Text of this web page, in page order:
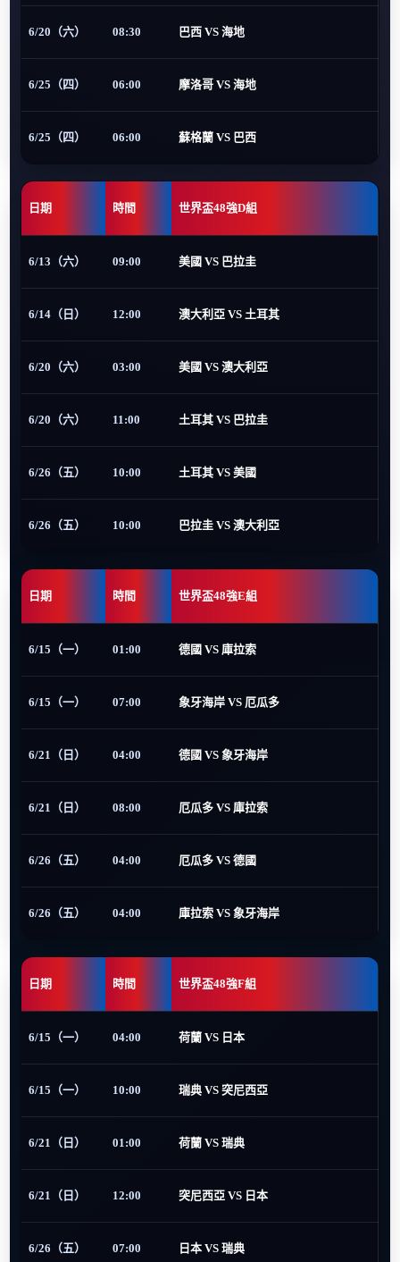
6/20（六） 08:30 巴西 VS 海地
6/25（四） 06:00 摩洛哥 VS 海地
6/25（四） 06:00 蘇格蘭 VS 巴西
日期 時間 世界盃48強D組
6/13（六） 09:00 美國 VS 巴拉圭
6/14（日） 12:00 澳大利亞 VS 土耳其
6/20（六） 03:00 美國 VS 澳大利亞
6/20（六） 11:00 土耳其 VS 巴拉圭
6/26（五） 10:00 土耳其 VS 美國
6/26（五） 10:00 巴拉圭 VS 澳大利亞
日期 時間 世界盃48強E組
6/15（一） 01:00 德國 VS 庫拉索
6/15（一） 07:00 象牙海岸 VS 厄瓜多
6/21（日） 04:00 德國 VS 象牙海岸
6/21（日） 08:00 厄瓜多 VS 庫拉索
6/26（五） 04:00 厄瓜多 VS 德國
6/26（五） 04:00 庫拉索 VS 象牙海岸
日期 時間 世界盃48強F組
6/15（一） 04:00 荷蘭 VS 日本
6/15（一） 10:00 瑞典 VS 突尼西亞
6/21（日） 01:00 荷蘭 VS 瑞典
6/21（日） 12:00 突尼西亞 VS 日本
6/26（五） 07:00 日本 VS 瑞典